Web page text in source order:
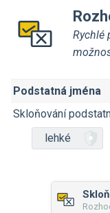
Rychlé
Podstatná jména
Skloňování
lehké